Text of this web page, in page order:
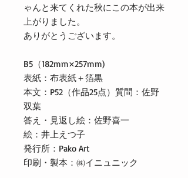
ゃんと来てくれた秋にこの本が出来
上がりました。
ありがとうございます。
B5（182mm×257mm)
表紙：布表紙＋箔黒
本文：P52（作品25点）質問：佐野
双葉
答え・見返し絵：佐野喜一
絵：井上えつ子
発行所：Pako Art
印刷・製本：㈱イニュニック